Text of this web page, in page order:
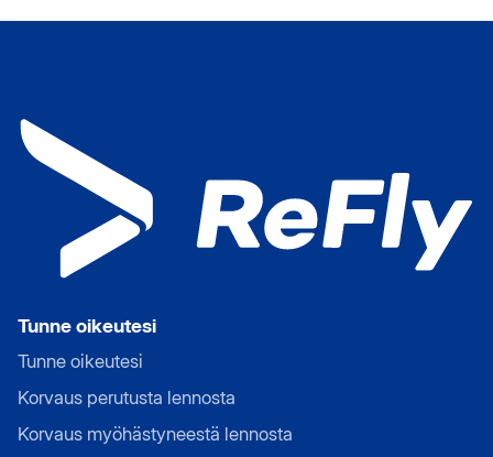
Tunne oikeutesi
Tunne oikeutesi
Korvaus perutusta lennosta
Korvaus myöhästyneestä lennosta